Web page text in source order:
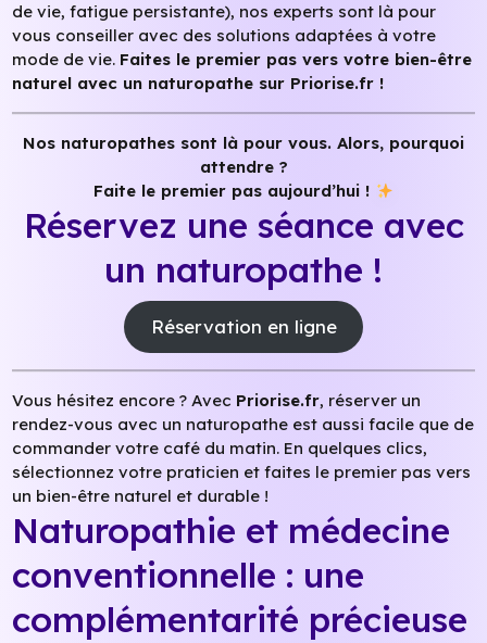
de vie, fatigue persistante), nos experts sont là pour
vous conseiller avec des solutions adaptées à votre
mode de vie. Faites le premier pas vers votre bien-être
naturel avec un naturopathe sur Priorise.fr !
Nos naturopathes sont là pour vous. Alors, pourquoi
attendre ?
Faite le premier pas aujourd’hui !
Réservez une séance avec
un naturopathe !
Réservation en ligne
Vous hésitez encore ? Avec Priorise.fr, réserver un
rendez-vous avec un naturopathe est aussi facile que de
commander votre café du matin. En quelques clics,
sélectionnez votre praticien et faites le premier pas vers
un bien-être naturel et durable !
Naturopathie et médecine
conventionnelle : une
complémentarité précieuse